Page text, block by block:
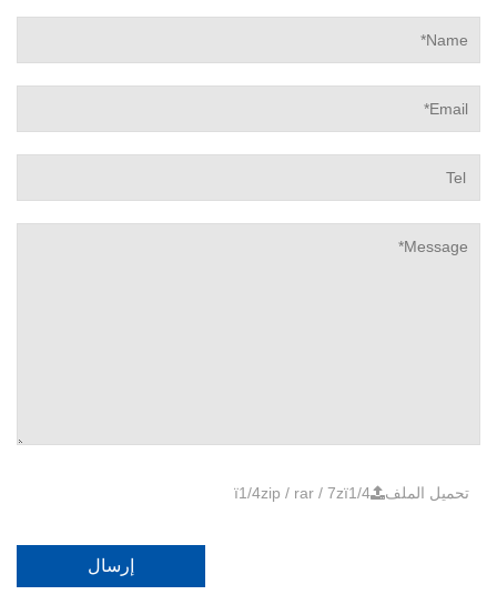
تحميل الملف ï1/4zip / rar / 7zï1/4
إرسال